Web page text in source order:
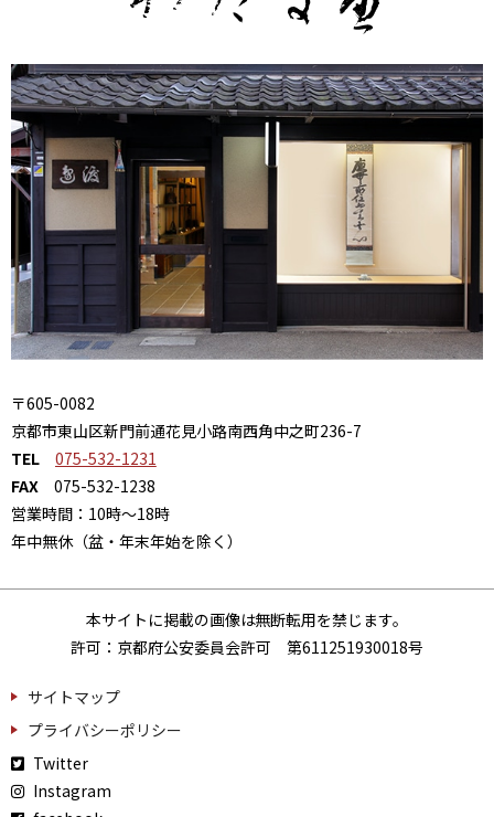
〒605-0082
京都市東山区新門前通花見小路南西角中之町236-7
TEL
075-532-1231
FAX075-532-1238
営業時間：10時～18時
年中無休（盆・年末年始を除く）
本サイトに掲載の画像は無断転用を禁じます。
許可：京都府公安委員会許可 第611251930018号
サイトマップ
プライバシーポリシー
Twitter
Instagram